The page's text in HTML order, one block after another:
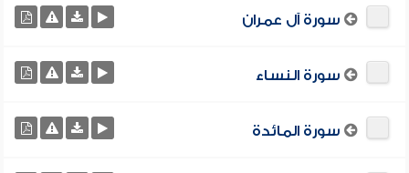
سورة آل عمران
سورة النساء
سورة المائدة